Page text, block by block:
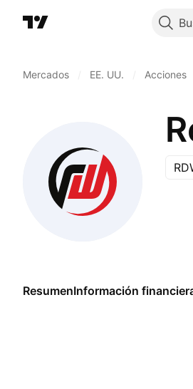
Mercados EE. UU. Acciones
ResumenInformación